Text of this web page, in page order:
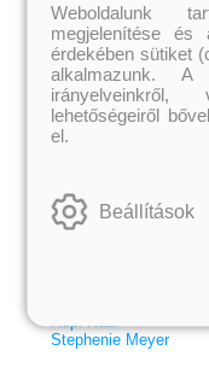
Külföldiek
Brigid Kemmerer
Cassandra Clare
Colleen Hoover
Elle Kennedy
Erin Watt
Holly Webb
Jenny Han
Leigh Bardugo
Maggie Stiefvater
Rupi Kaur
Stephenie Meyer
Weboldalunk
megjelenítése és
érdekében sütiket
alkalmazunk. A
lehetőségeiről
el.
Beállítások